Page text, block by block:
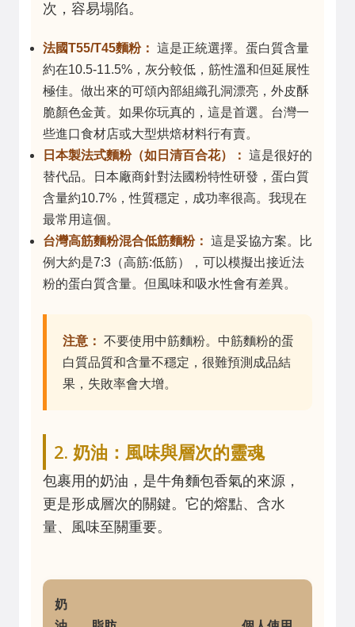
次，容易塌陷。
法國T55/T45麵粉： 這是正統選擇。蛋白質含量
約在10.5-11.5%，灰分較低，筋性溫和但延展性
極佳。做出來的可頌內部組織孔洞漂亮，外皮酥
脆顏色金黃。如果你玩真的，這是首選。台灣一
些進口食材店或大型烘焙材料行有賣。
日本製法式麵粉（如日清百合花）： 這是很好的
替代品。日本廠商針對法國粉特性研發，蛋白質
含量約10.7%，性質穩定，成功率很高。我現在
最常用這個。
台灣高筋麵粉混合低筋麵粉： 這是妥協方案。比
例大約是7:3（高筋:低筋），可以模擬出接近法
粉的蛋白質含量。但風味和吸水性會有差異。
注意： 不要使用中筋麵粉。中筋麵粉的蛋
白質品質和含量不穩定，很難預測成品結
果，失敗率會大增。
2. 奶油：風味與層次的靈魂
包裹用的奶油，是牛角麵包香氣的來源，
更是形成層次的關鍵。它的熔點、含水
量、風味至關重要。
奶